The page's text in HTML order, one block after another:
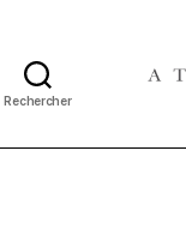
Rechercher